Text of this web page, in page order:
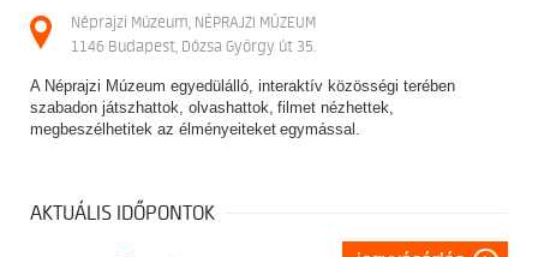
Néprajzi Múzeum, NÉPRAJZI MÚZEUM
1146 Budapest, Dózsa György út 35.
A Néprajzi Múzeum egyedülálló, interaktív közösségi terében
szabadon játszhattok, olvashattok, filmet nézhettek,
megbeszélhetitek az élményeiteket egymással.
AKTUÁLIS IDŐPONTOK